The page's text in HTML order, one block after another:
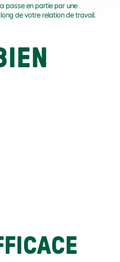
passe en partie par une
de votre relation de travail.